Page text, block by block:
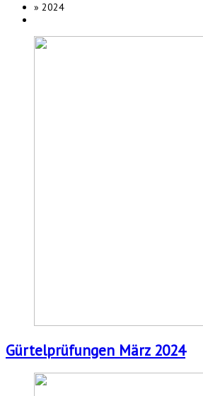
» 2024
Gürtelprüfungen März 2024